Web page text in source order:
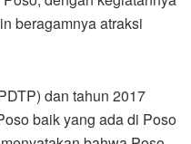
beragamnya atraksi
dan tahun 2017
baik yang ada di Poso